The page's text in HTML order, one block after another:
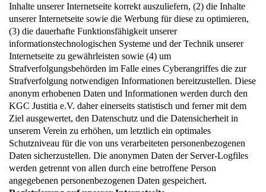
Inhalte unserer Internetseite korrekt auszuliefern, (2) die Inhalte
unserer Internetseite sowie die Werbung für diese zu optimieren,
(3) die dauerhafte Funktionsfähigkeit unserer
informationstechnologischen Systeme und der Technik unserer
Internetseite zu gewährleisten sowie (4) um
Strafverfolgungsbehörden im Falle eines Cyberangriffes die zur
Strafverfolgung notwendigen Informationen bereitzustellen. Diese
anonym erhobenen Daten und Informationen werden durch den
KGC Justitia e.V. daher einerseits statistisch und ferner mit dem
Ziel ausgewertet, den Datenschutz und die Datensicherheit in
unserem Verein zu erhöhen, um letztlich ein optimales
Schutzniveau für die von uns verarbeiteten personenbezogenen
Daten sicherzustellen. Die anonymen Daten der Server-Logfiles
werden getrennt von allen durch eine betroffene Person
angegebenen personenbezogenen Daten gespeichert.